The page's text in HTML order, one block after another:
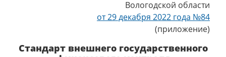
Вологодской области
от 29 декабря 2022 года №84
(приложение)
Стандарт внешнего государственного